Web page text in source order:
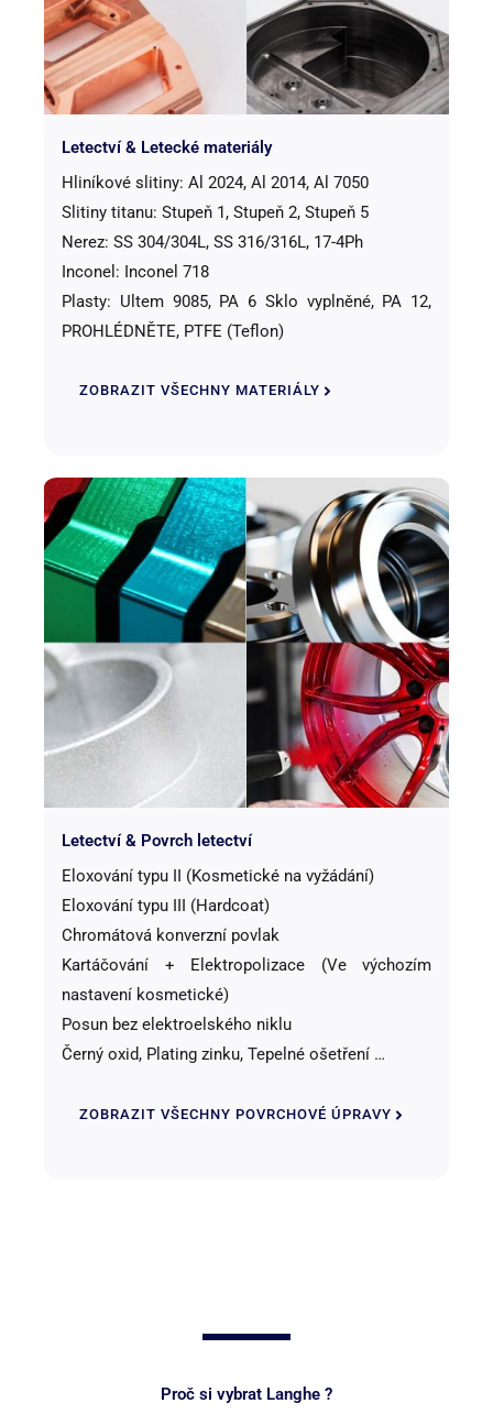
Letectví & Letecké materiály
Hliníkové slitiny: Al 2024, Al 2014, Al 7050
Slitiny titanu: Stupeň 1, Stupeň 2, Stupeň 5
Nerez: SS 304/304L, SS 316/316L, 17-4Ph
Inconel: Inconel 718
Plasty: Ultem 9085, PA 6 Sklo vyplněné, PA 12,
PROHLÉDNĚTE, PTFE (Teflon)
ZOBRAZIT VŠECHNY MATERIÁLY
Letectví & Povrch letectví
Eloxování typu II (Kosmetické na vyžádání)
Eloxování typu III (Hardcoat)
Chromátová konverzní povlak
Kartáčování + Elektropolizace (Ve výchozím
nastavení kosmetické)
Posun bez elektroelského niklu
Černý oxid, Plating zinku, Tepelné ošetření …
ZOBRAZIT VŠECHNY POVRCHOVÉ ÚPRAVY
Proč si vybrat Langhe ?